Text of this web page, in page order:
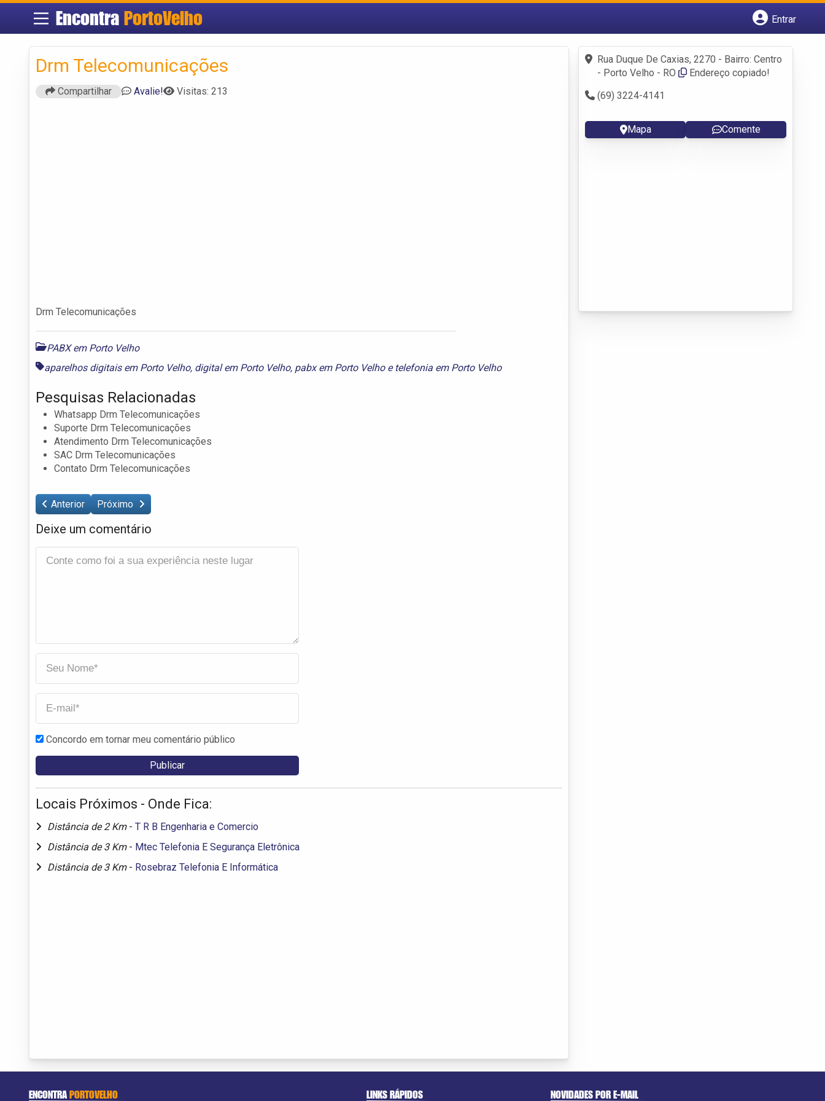
Encontra PortoVelho
Entrar
Fazer login
Criar conta
Drm Telecomunicações
Compartilhar Avalie! Visitas: 213
Drm Telecomunicações
PABX em Porto Velho
aparelhos digitais em Porto Velho, digital em Porto Velho, pabx em Porto Velhoe telefonia em Porto Velho
Pesquisas Relacionadas
Whatsapp Drm Telecomunicações
Suporte Drm Telecomunicações
Atendimento Drm Telecomunicações
SAC Drm Telecomunicações
Contato Drm Telecomunicações
Anterior Próximo
Deixe um comentário
Concordo em tornar meu comentário público
Locais Próximos - Onde Fica:
Distância de 2 Km - T R B Engenharia e Comercio
Distância de 3 Km - Mtec Telefonia E Segurança Eletrônica
Distância de 3 Km - Rosebraz Telefonia E Informática
Rua Duque De Caxias, 2270 - Bairro: Centro
- Porto Velho - RO
Endereço copiado!
(69) 3224-4141
Mapa Comente
ENCONTRAPORTOVELHO LINKS RÁPIDOS NOVIDADES POR E-MAIL